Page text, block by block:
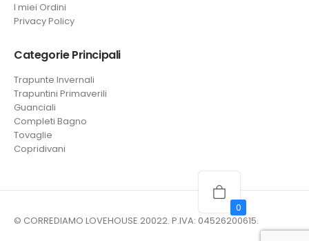
I miei Ordini
Privacy Policy
Categorie Principali
Trapunte Invernali
Trapuntini Primaverili
Guanciali
Completi Bagno
Tovaglie
Copridivani
© CORREDIAMO LOVEHOUSE 20022. P.IVA: 04526200615.
0